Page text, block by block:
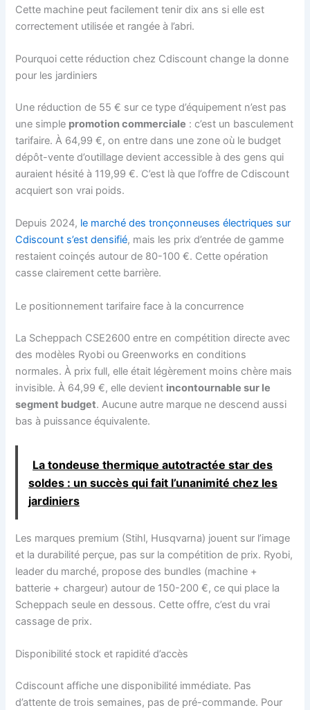
Cette machine peut facilement tenir dix ans si elle est
correctement utilisée et rangée à l’abri.
Pourquoi cette réduction chez Cdiscount change la donne
pour les jardiniers
Une réduction de 55 € sur ce type d’équipement n’est pas
une simple promotion commerciale : c’est un basculement
tarifaire. À 64,99 €, on entre dans une zone où le budget
dépôt-vente d’outillage devient accessible à des gens qui
auraient hésité à 119,99 €. C’est là que l’offre de Cdiscount
acquiert son vrai poids.
Depuis 2024, le marché des tronçonneuses électriques sur
Cdiscount s’est densifié, mais les prix d’entrée de gamme
restaient coinçés autour de 80-100 €. Cette opération
casse clairement cette barrière.
Le positionnement tarifaire face à la concurrence
La Scheppach CSE2600 entre en compétition directe avec
des modèles Ryobi ou Greenworks en conditions
normales. À prix full, elle était légèrement moins chère mais
invisible. À 64,99 €, elle devient incontournable sur le
segment budget. Aucune autre marque ne descend aussi
bas à puissance équivalente.
La tondeuse thermique autotractée star des
soldes : un succès qui fait l’unanimité chez les
jardiniers
Les marques premium (Stihl, Husqvarna) jouent sur l’image
et la durabilité perçue, pas sur la compétition de prix. Ryobi,
leader du marché, propose des bundles (machine +
batterie + chargeur) autour de 150-200 €, ce qui place la
Scheppach seule en dessous. Cette offre, c’est du vrai
cassage de prix.
Disponibilité stock et rapidité d’accès
Cdiscount affiche une disponibilité immédiate. Pas
d’attente de trois semaines, pas de pré-commande. Pour